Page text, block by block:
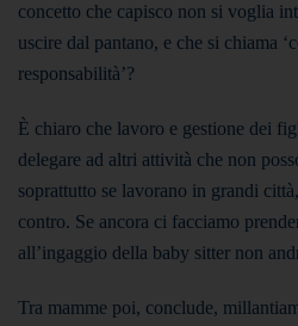
concetto che capisco non si voglia
uscire dal pantano, e che si chiama
responsabilità’?
È chiaro che lavoro e gestione dei
delegare ad altri attività che non
soprattutto se lavorano in grandi
contro. Se ancora ci facciamo
all’ingaggio della baby sitter non
Tra mamme poi, conclude,